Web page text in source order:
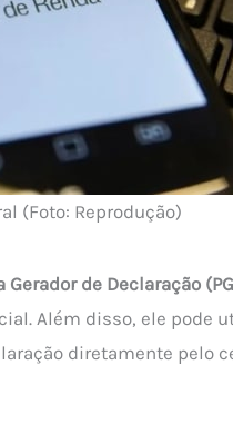
(Foto: Reprodução)
Gerador de Declaração
Além disso, ele pode
diretamente pelo